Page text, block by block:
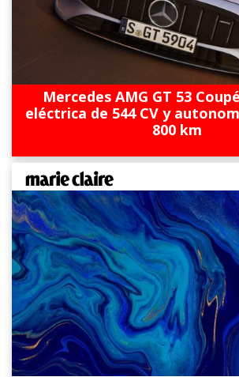
Mercedes AMG GT 53
eléctrica de 544 CV y
800 km